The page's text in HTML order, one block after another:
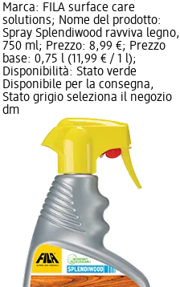
Marca: FILA surface care
solutions; Nome del prodotto:
Spray Splendiwood ravviva legno,
750 ml; Prezzo: 8,99 €; Prezzo
base: 0,75 l (11,99 € / 1 l);
Disponibilità: Stato verde
Disponibile per la consegna,
Stato grigio seleziona il negozio
dm